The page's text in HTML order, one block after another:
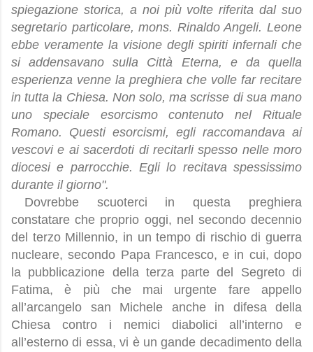
spiegazione storica, a noi più volte riferita dal suo
segretario particolare, mons. Rinaldo Angeli. Leone
ebbe veramente la visione degli spiriti infernali che
si addensavano sulla Città Eterna, e da quella
esperienza venne la preghiera che volle far recitare
in tutta la Chiesa. Non solo, ma scrisse di sua mano
uno speciale esorcismo contenuto nel Rituale
Romano. Questi esorcismi, egli raccomandava ai
vescovi e ai sacerdoti di recitarli spesso nelle moro
diocesi e parrocchie. Egli lo recitava spessissimo
durante il giorno".
Dovrebbe scuoterci in questa preghiera
constatare che proprio oggi, nel secondo decennio
del terzo Millennio, in un tempo di rischio di guerra
nucleare, secondo Papa Francesco, e in cui, dopo
la pubblicazione della terza parte del Segreto di
Fatima, è più che mai urgente fare appello
all’arcangelo san Michele anche in difesa della
Chiesa contro i nemici diabolici all’interno e
all’esterno di essa, vi è un gande decadimento della